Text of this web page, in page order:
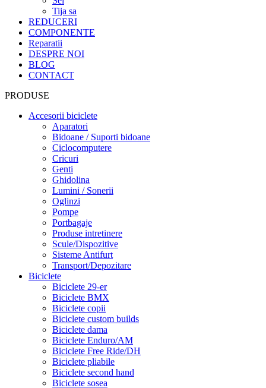
Tija sa
REDUCERI
COMPONENTE
Reparatii
DESPRE NOI
BLOG
CONTACT
PRODUSE
Accesorii biciclete
Aparatori
Bidoane / Suporti bidoane
Ciclocomputere
Cricuri
Genti
Ghidolina
Lumini / Sonerii
Oglinzi
Pompe
Portbagaje
Produse intretinere
Scule/Dispozitive
Sisteme Antifurt
Transport/Depozitare
Biciclete
Biciclete 29-er
Biciclete BMX
Biciclete copii
Biciclete custom builds
Biciclete dama
Biciclete Enduro/AM
Biciclete Free Ride/DH
Biciclete pliabile
Biciclete second hand
Biciclete sosea